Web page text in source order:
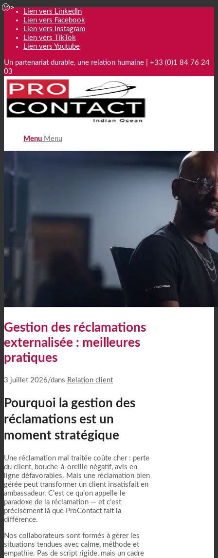
Lien vers LinkedIn
Lien vers Facebook
Lien vers Instagram
Lien vers TikTok
Lien vers Youtube
Un partenariat durable, une relation humaine | +33 (0)1 84 76 24
03
Menu Menu
Gestion des réclamations
externalisée : meilleures
pratiques
3 juillet 2026/dans Relation client
Pourquoi la gestion des
réclamations est un
moment stratégique
Une réclamation mal traitée coûte cher : perte
du client, bouche-à-oreille négatif, avis en
ligne défavorables. Mais une réclamation bien
gérée peut transformer un client insatisfait en
ambassadeur. C’est ce qu’on appelle le
paradoxe de la réclamation — et c’est
précisément là que ProContact fait la
différence.
Nos collaborateurs sont formés à gérer les
situations tendues avec calme, méthode et
empathie. Pas de script rigide, mais un cadre